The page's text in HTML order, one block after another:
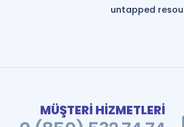
untapped
MÜŞTERİ HİZMETLERİ